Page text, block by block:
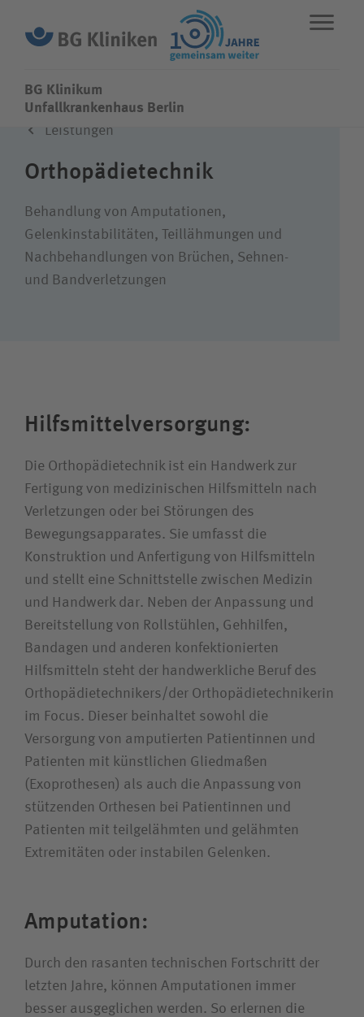
BG Klinikum
Fachbereiche
Leistungen
Suchwert
Ich bin
Patientin / Patient
Besucherin / Besucher
Unfallversicherungsträger
Zuweiserin / Zuweiser
Journalistin / Journalist
BG Klinikum
Unfallkrankenhaus Berlin
Leistungen
Orthopädie­technik
Behandlung von Amputationen,
Gelenkinstabilitäten, Teillähmungen und
Nachbehandlungen von Brüchen, Sehnen-
und Bandverletzungen
Hilfsmittelversorgung:
Die Orthopädietechnik ist ein Handwerk zur
Fertigung von medizinischen Hilfsmitteln nach
Verletzungen oder bei Störungen des
Bewegungsapparates. Sie umfasst die
Konstruktion und Anfertigung von Hilfsmitteln
und stellt eine Schnittstelle zwischen Medizin
und Handwerk dar. Neben der Anpassung und
Bereitstellung von Rollstühlen, Gehhilfen,
Bandagen und anderen konfektionierten
Hilfsmitteln steht der handwerkliche Beruf des
Orthopädietechnikers/der Orthopädietechnikerin
im Focus. Dieser beinhaltet sowohl die
Versorgung von amputierten Patientinnen und
Patienten mit künstlichen Gliedmaßen
(Exoprothesen) als auch die Anpassung von
stützenden Orthesen bei Patientinnen und
Patienten mit teilgelähmten und gelähmten
Extremitäten oder instabilen Gelenken.
Amputation:
Durch den rasanten technischen Fortschritt der
letzten Jahre, können Amputationen immer
besser ausgeglichen werden. So erlernen die